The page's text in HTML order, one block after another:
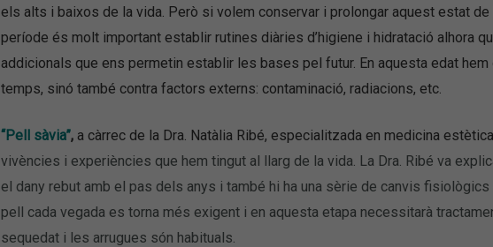
els alts i baixos de la vida. Però si volem conservar i prolongar aquest estat de
període és molt important establir rutines diàries d’higiene i hidratació alhora
addicionals que ens permetin establir les bases pel futur. En aquesta edat
temps, sinó també contra factors externs: contaminació, radiacions, etc.
“Pell sàvia”, a càrrec de la Dra. Natàlia Ribé, especialitzada en medicina estètica.
vivències i experiències que hem tingut al llarg de la vida. La Dra. Ribé va
el dany rebut amb el pas dels anys i també hi ha una sèrie de canvis
pell cada vegada es torna més exigent i en aquesta etapa necessitarà
sequedat i les arrugues són habituals.